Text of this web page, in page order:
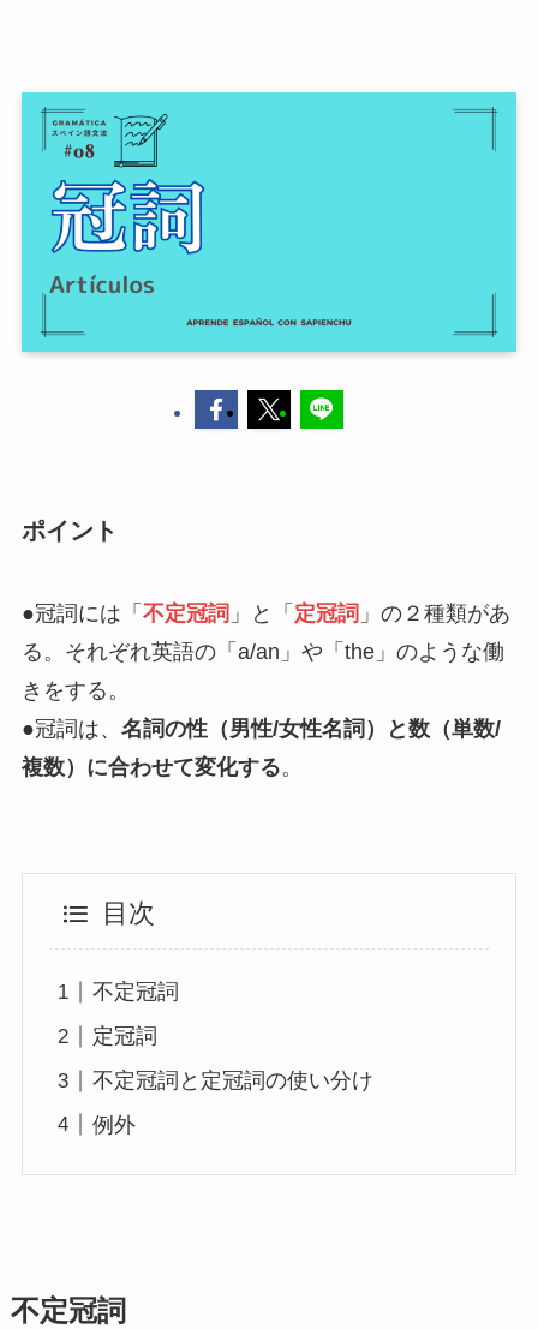
ポイント
●冠詞には「 不定冠詞 」と「 定冠詞 」の２種類があ
る。それぞれ英語の「a/an」や「the」のような働
きをする。
●冠詞は、 名詞の性（男性/女性名詞）と数（単数/
複数）に合わせて変化する。
目次
不定冠詞
定冠詞
不定冠詞と定冠詞の使い分け
例外
不定冠詞